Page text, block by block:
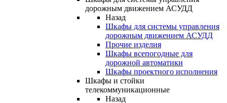
дорожным движением АСУДД
Назад
Шкафы для системы управления
дорожным движением АСУДД
Прочие изделия
Шкафы всепогодные для
дорожной автоматики
Шкафы проектного исполнения
Шкафы и стойки
телекоммуникационные
Назад